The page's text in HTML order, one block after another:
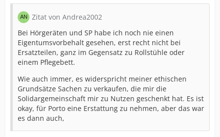
Zitat von Andrea2002
Bei Hörgeräten und SP habe ich noch nie einen
Eigentumsvorbehalt gesehen, erst recht nicht bei
Ersatzteilen, ganz im Gegensatz zu Rollstühle oder
einem Pflegebett.
Wie auch immer, es widerspricht meiner ethischen
Grundsätze Sachen zu verkaufen, die mir die
Solidargemeinschaft mir zu Nutzen geschenkt hat. Es ist
okay, für Porto eine Erstattung zu nehmen, aber das war
es dann auch,